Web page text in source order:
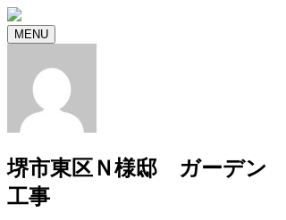
MENU
堺市東区Ｎ様邸 ガーデン
工事